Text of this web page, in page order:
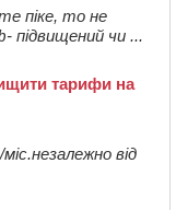
піке, то не
підвищений чи ...
тарифи на
від